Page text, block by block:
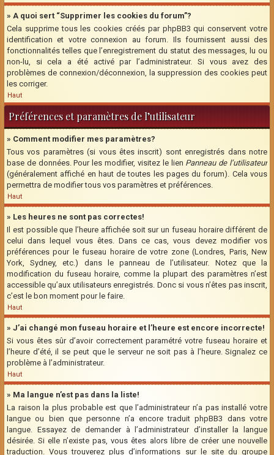
» A quoi sert “Supprimer les cookies du forum”?
Cela supprime tous les cookies créés par phpBB3 qui conservent votre
identification et votre connexion au forum. Ils fournissent aussi des
fonctionnalités telles que l’enregistrement du statut des messages, lu ou
non-lu, si cela a été activé par l’administrateur. Si vous avez des
problèmes de connexion/déconnexion, la suppression des cookies peut
les corriger.
Haut
Préférences et paramètres de l’utilisateur
» Comment modifier mes paramètres?
Tous vos paramètres (si vous êtes inscrit) sont enregistrés dans notre
base de données. Pour les modifier, visitez le lien Panneau de l’utilisateur
(généralement affiché en haut de toutes les pages du forum). Cela vous
permettra de modifier tous vos paramètres et préférences.
Haut
» Les heures ne sont pas correctes!
Il est possible que l’heure affichée soit sur un fuseau horaire différent de
celui dans lequel vous êtes. Dans ce cas, vous devez modifier vos
préférences pour le fuseau horaire de votre zone (Londres, Paris, New
York, Sydney, etc.) dans le panneau de l’utilisateur. Notez que la
modification du fuseau horaire, comme la plupart des paramètres n’est
accessible qu’aux utilisateurs enregistrés. Donc si vous n’êtes pas inscrit,
c’est le bon moment pour le faire.
Haut
» J’ai changé mon fuseau horaire et l’heure est encore incorrecte!
Si vous êtes sûr d’avoir correctement paramétré votre fuseau horaire et
l’heure d’été, il se peut que le serveur ne soit pas à l’heure. Signalez ce
problème à l’administrateur.
Haut
» Ma langue n’est pas dans la liste!
La raison la plus probable est que l’administrateur n’a pas installé votre
langue ou bien que personne n’a encore traduit phpBB3 dans votre
langue. Essayez de demander à l’administrateur d’installer la langue
désirée. Si elle n’existe pas, vous êtes alors libre de créer une nouvelle
traduction. Vous trouverez plus d’informations sur le site du groupe